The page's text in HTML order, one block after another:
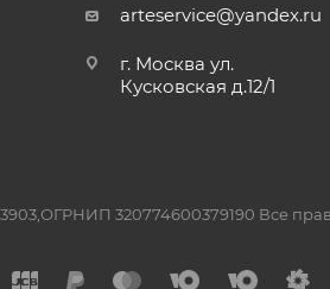
arteservice@yandex.ru
г. Москва ул.
Кусковская д.12/1
320774600379190 Все